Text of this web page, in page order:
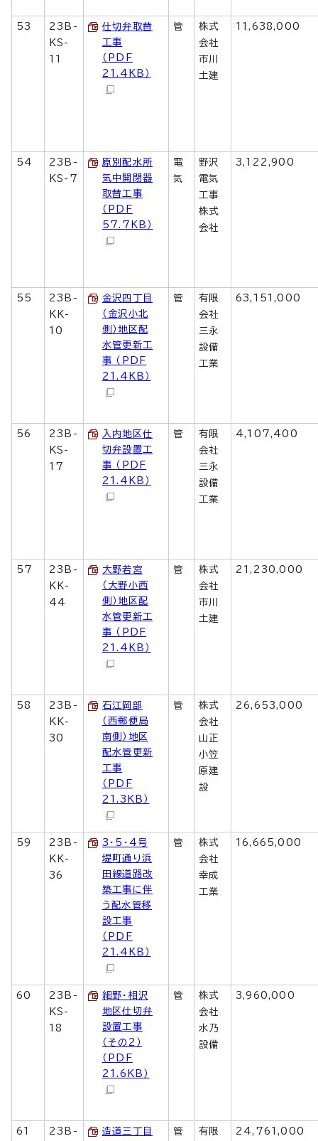
53
23B-
KS-
11
仕切弁取替
工事
（PDF
21.4KB）
管
株式
会社
市川
土建
11,638,000
54
23B-
KS-7
原別配水所
気中開閉器
取替工事
（PDF
57.7KB）
電
気
野沢
電気
工事
株式
会社
3,122,900
55
23B-
KK-
10
金沢四丁目
（金沢小北
側）地区配
水管更新工
事 （PDF
21.4KB）
管
有限
会社
三永
設備
工業
63,151,000
56
23B-
KS-
17
入内地区仕
切弁設置工
事 （PDF
21.4KB）
管
有限
会社
三永
設備
工業
4,107,400
57
23B-
KK-
44
大野若宮
（大野小西
側）地区配
水管更新工
事 （PDF
21.4KB）
管
株式
会社
市川
土建
21,230,000
58
23B-
KK-
30
石江岡部
（西郵便局
南側）地区
配水管更新
工事
（PDF
21.3KB）
管
株式
会社
山正
小笠
原建
設
26,653,000
59
23B-
KK-
36
3・5・4号
堤町通り浜
田線道路改
築工事に伴
う配水管移
設工事
（PDF
21.4KB）
管
株式
会社
幸成
工業
16,665,000
60
23B-
KS-
18
細野・相沢
地区仕切弁
設置工事
（その2）
（PDF
21.6KB）
管
株式
会社
水乃
設備
3,960,000
61
23B-
造道三丁目
管
有限
24,761,000